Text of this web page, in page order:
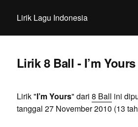
Lirik Lagu Indonesia
Lirik 8 Ball - I’m Yours
Lirik "I’m Yours" dari 8 Ball ini
tanggal 27 November 2010 (13